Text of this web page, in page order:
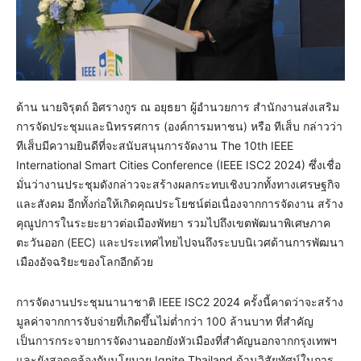
ด้าน นายจิรุตถ์ อิศรางกูร ณ อยุธยา ผู้อำนวยการ สำนักงานส่งเสริม
การจัดประชุมและนิทรรศการ (องค์การมหาชน) หรือ ทีเส็บ กล่าวว่า
ทีเส็บมีความยินดีที่จะสนับสนุนการจัดงาน The 10th IEEE
International Smart Cities Conference (IEEE ISC2 2024) ซึ่งเชื่อ
มั่นว่างานประชุมดังกล่าวจะสร้างผลกระทบเชิงบวกทั้งทางเศรษฐกิจ
และสังคม อีกทั้งก่อให้เกิดคุณประโยชน์ต่อเนื่องจากการจัดงาน สร้าง
คุณูปการในระยะยาวต่อเมืองพัทยา รวมไปถึงเขตพัฒนาพิเศษภาค
ตะวันออก (EEC) และประเทศไทยไปจนถึงระบบนิเวศด้านการพัฒนา
เมืองอัจฉริยะของโลกอีกด้วย
การจัดงานประชุมนานาชาติ IEEE ISC2 2024 ครั้งนี้คาดว่าจะสร้าง
มูลค่าจากการจับจ่ายที่เกิดขึ้นไม่ต่ำกว่า 100 ล้านบาท ที่สำคัญ
เป็นการกระจายการจัดงานออกยังหัวเมืองที่สำคัญนอกจากกรุงเทพฯ